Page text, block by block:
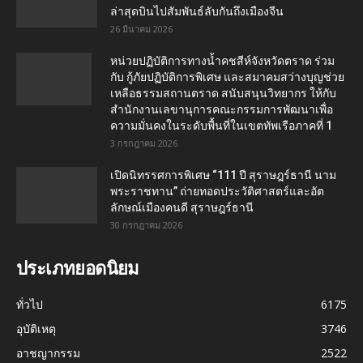
ล่าสุดบินไปสัมพันธ์ลับกันถึงเมืองจีน
26 มีนาคม 2026
หน่วยปฏิบัติการทางน้ำคชสีห์จังหวัดตราด ร่วม
กับ กู้ภัยปฏิบัติการพิเศษ และสมาคมสว่างบุญช่วย
เหลือธรรมสถานตราด สนับสนุนวิทยากร ให้กับ
สำนักงานเลขานุการคณะกรรมการพัฒนาเพื่อ
ความมั่นคงในระดับพื้นที่ในเขตทัพเรือภาคที่ 1
3 กรกฎาคม 2026
เปิดนิทรรศการพิเศษ “111 ปี สุราษฎร์ธานี นาม
พระราชทาน” ถ่ายทอดประวัติศาสตร์และอัต
ลักษณ์เมืองคนดี สุราษฎร์ธานี
30 กรกฎาคม 2026
ประเภทยอดนิยม
ทั่วไป
6175
อุบัติเหตุ
3746
อาชญากรรม
2522